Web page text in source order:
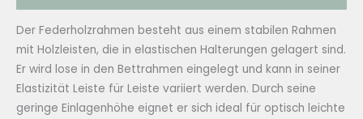
Der Federholzrahmen besteht aus einem stabilen Rahmen
mit Holzleisten, die in elastischen Halterungen gelagert sind.
Er wird lose in den Bettrahmen eingelegt und kann in seiner
Elastizität Leiste für Leiste variiert werden. Durch seine
geringe Einlagenhöhe eignet er sich ideal für optisch leichte